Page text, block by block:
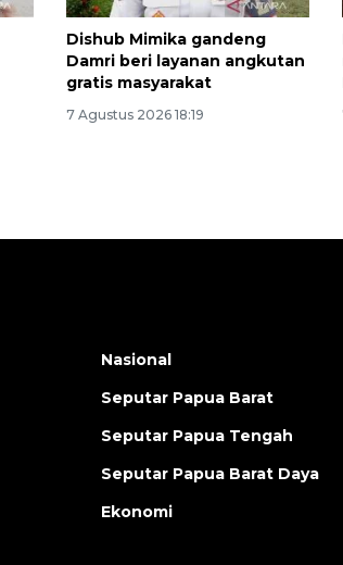
Dishub Mimika gandeng
Damri beri layanan angkutan
gratis masyarakat
7 Agustus 2026 18:19
Nasional
Seputar Papua Barat
Seputar Papua Tengah
Seputar Papua Barat Daya
Ekonomi